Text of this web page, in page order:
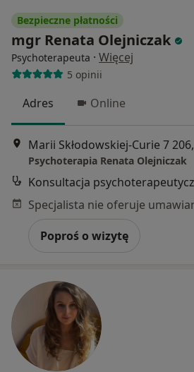
Bezpieczne płatności
mgr Renata Olejniczak
Psychoterapeuta · Więcej
5 opinii
Adres Online
Marii Skłodowskiej-Curie 7
Psychoterapia Renata Olejniczak
Poproś o wizytę